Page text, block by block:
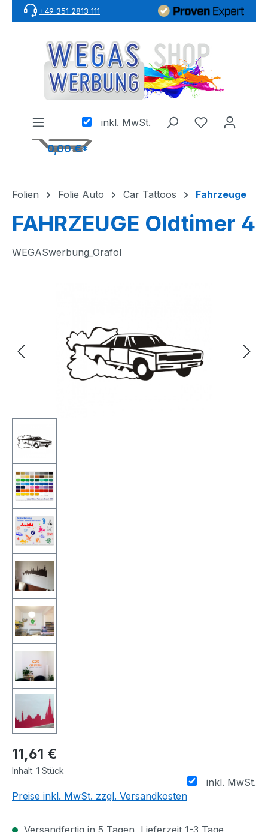
Zum Hauptinhalt springen
+49 351 2813 111
inkl. MwSt.
0,00 €*
Folien Folie Auto Car Tattoos Fahrzeuge
FAHRZEUGE Oldtimer 4
WEGASwerbung_Orafol
11,61 €
Inhalt: 1 Stück
inkl. MwSt.
Preise inkl. MwSt. zzgl. Versandkosten
Versandfertig in 5 Tagen, Lieferzeit 1-3 Tage